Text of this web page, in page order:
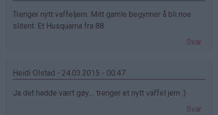
Trenger nytt vaffeljern. Mitt gamle begynner å bli noe
slitent. Et Husquarna fra 88
Svar
Heidi Olstad - 24.03.2015 - 00:47
Ja det hadde vært gøy.... trenger et nytt vaffel jern :)
Svar